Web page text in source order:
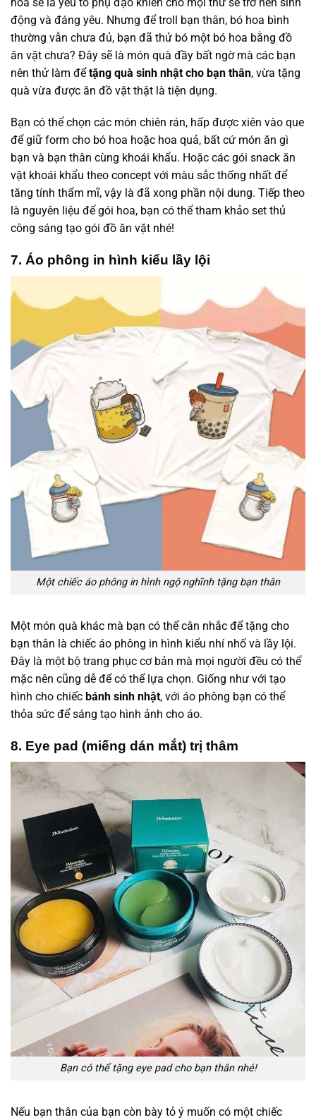
động và đáng yêu. Nhưng để troll bạn thân, bó hoa bình
thường vẫn chưa đủ, bạn đã thử bó một bó hoa bằng đồ
ăn vặt chưa? Đây sẽ là món quà đầy bất ngờ mà các bạn
nên thử làm đểtặng quà sinh nhật cho bạn thân, vừa tặng
quà vừa được ăn đồ vặt thật là tiện dụng.
Bạn có thể chọn các món chiên rán, hấp được xiên vào que
để giữ form cho bó hoa hoặc hoa quả, bất cứ món ăn gì
bạn và bạn thân cùng khoái khẩu. Hoặc các gói snack ăn
vặt khoái khẩu theo concept với màu sắc thống nhất để
tăng tính thẩm mĩ, vậy là đã xong phần nội dung. Tiếp theo
là nguyên liệu để gói hoa, bạn có thể tham khảo set thủ
công sáng tạo gói đồ ăn vặt nhé!
7. Áo phông in hình kiểu lầy lội
Một chiếc áo phông in hình ngộ nghĩnh tặng bạn thân
Một món quà khác mà bạn có thể cân nhắc để tặng cho
bạn thân là chiếc áo phông in hình kiểu nhí nhố và lầy lội.
Đây là một bộ trang phục cơ bản mà mọi người đều có thể
mặc nên cũng dễ để có thể lựa chọn. Giống như với tạo
hình cho chiếc bánh sinh nhật, với áo phông bạn có thể
thỏa sức để sáng tạo hình ảnh cho áo.
8. Eye pad (miếng dán mắt) trị thâm
Bạn có thể tặng eye pad cho bạn thân nhé!
Nếu bạn thân của bạn còn bày tỏ ý muốn có một chiếc